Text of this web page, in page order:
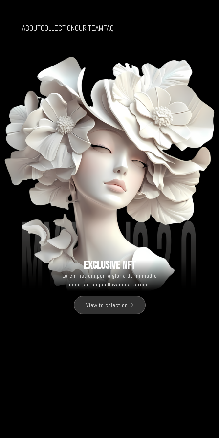
ABOUTCOLLECTIONOUR TEAMFAQ
EXCLUSIVE NFT
Lorem fistrum por la gloria de mi madre
esse jarl aliqua llevame al sircoo.
View to colection